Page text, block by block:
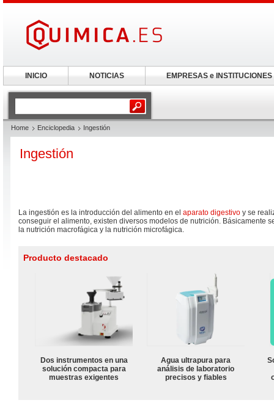
Home Enciclopedia Ingestión
Ingestión
La ingestión es la introducción del alimento en el aparato digestivo y se
conseguir el alimento, existen diversos modelos de nutrición. Básicamente
la nutrición macrofágica y la nutrición microfágica.
Producto destacado
Dos instrumentos en una
solución compacta para
muestras exigentes
Agua ultrapura para
análisis de laboratorio
precisos y fiables
INICIO NOTICIAS EMPRESAS e INSTITUCIONES